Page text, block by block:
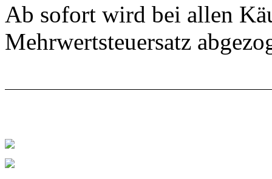
Ab sofort wird bei allen
Mehrwertsteuersatz